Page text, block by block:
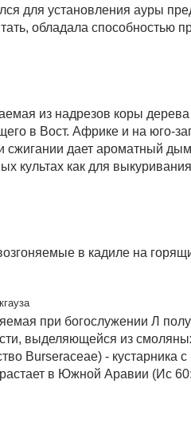
для установления ауры
обладала способностью
из надрезов коры
в Вост. Африке и на юго-
сжигании дает ароматный
культах как для
в кадиле на
при богослужении Л
выделяющейся из
Burseraceae) - кустарника
в Южной Аравии (Ис